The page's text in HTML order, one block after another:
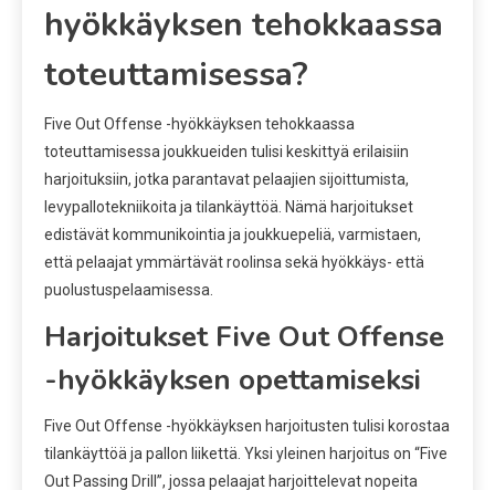
hyökkäyksen tehokkaassa
toteuttamisessa?
Five Out Offense -hyökkäyksen tehokkaassa
toteuttamisessa joukkueiden tulisi keskittyä erilaisiin
harjoituksiin, jotka parantavat pelaajien sijoittumista,
levypallotekniikoita ja tilankäyttöä. Nämä harjoitukset
edistävät kommunikointia ja joukkuepeliä, varmistaen,
että pelaajat ymmärtävät roolinsa sekä hyökkäys- että
puolustuspelaamisessa.
Harjoitukset Five Out Offense
-hyökkäyksen opettamiseksi
Five Out Offense -hyökkäyksen harjoitusten tulisi korostaa
tilankäyttöä ja pallon liikettä. Yksi yleinen harjoitus on “Five
Out Passing Drill”, jossa pelaajat harjoittelevat nopeita